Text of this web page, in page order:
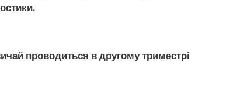
.
проводиться в другому триместрі